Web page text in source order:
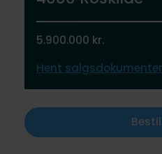
5.900.000 kr.
Hent salgsdokumenter